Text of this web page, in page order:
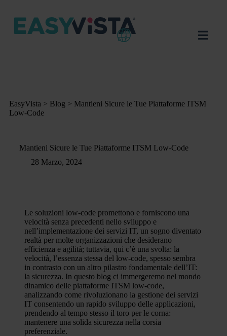
EasyVista > Blog > Mantieni Sicure le Tue Piattaforme ITSM
Low-Code
Mantieni Sicure le Tue Piattaforme ITSM Low-Code
28 Marzo, 2024
Le soluzioni low-code promettono e forniscono una
velocità senza precedenti nello sviluppo e
nell’implementazione dei servizi IT, un sogno diventato
realtà per molte organizzazioni che desiderano
efficienza e agilità; tuttavia, qui c’è una svolta: la
velocità, l’essenza stessa del low-code, spesso sembra
in contrasto con un altro pilastro fondamentale dell’IT:
la sicurezza. In questo blog ci immergeremo nel mondo
dinamico delle piattaforme ITSM low-code,
analizzando come rivoluzionano la gestione dei servizi
IT consentendo un rapido sviluppo delle applicazioni,
prendendo al tempo stesso il toro per le corna:
mantenere una solida sicurezza nella corsia
preferenziale.